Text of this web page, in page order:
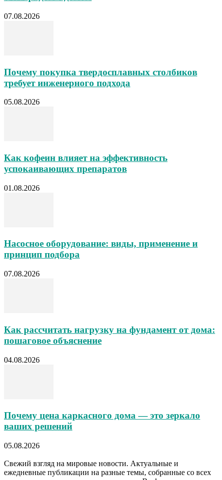
07.08.2026
Почему покупка твердосплавных столбиков
требует инженерного подхода
05.08.2026
Как кофеин влияет на эффективность
успокаивающих препаратов
01.08.2026
Насосное оборудование: виды, применение и
принцип подбора
07.08.2026
Как рассчитать нагрузку на фундамент от дома:
пошаговое объяснение
04.08.2026
Почему цена каркасного дома — это зеркало
ваших решений
05.08.2026
Свежий взгляд на мировые новости. Актуальные и
ежедневные публикации на разные темы, собранные со всех